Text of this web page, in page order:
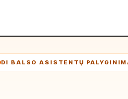
DI BALSO ASISTENTŲ